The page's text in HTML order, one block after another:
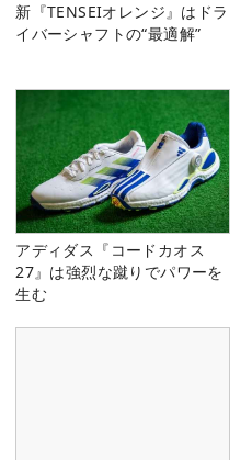
新『TENSEIオレンジ』はドラ
イバーシャフトの“最適解”
アディダス『コードカオス
27』は強烈な蹴りでパワーを
生む